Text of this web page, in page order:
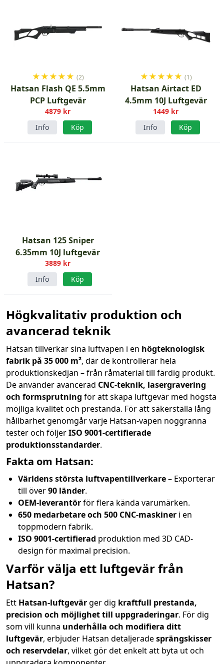
★★★★★ (2)
Hatsan Flash QE 5.5mm
PCP Luftgevär
4879 kr
Info
Köp
★★★★★ (1)
Hatsan Airtact ED
4.5mm 10J Luftgevär
1449 kr
Info
Köp
Hatsan 125 Sniper
6.35mm 10J luftgevär
3889 kr
Info
Köp
Högkvalitativ produktion och
avancerad teknik
Hatsan tillverkar sina luftvapen i en högteknologisk
fabrik på 35 000 m², där de kontrollerar hela
produktionskedjan – från råmaterial till färdig produkt.
De använder avancerad CNC-teknik, lasergravering
och formsprutning för att skapa luftgevär med högsta
möjliga kvalitet och prestanda. För att säkerställa lång
hållbarhet genomgår varje Hatsan-vapen noggranna
tester och följerISO 9001-certifierade
produktionsstandarder.
Fakta om Hatsan:
Världens största luftvapentillverkare– Exporterar
till över90 länder.
OEM-leverantörför flera kända varumärken.
650 medarbetare och 500 CNC-maskiner i en
toppmodern fabrik.
ISO 9001-certifierad produktion med 3D CAD-
design för maximal precision.
Varför välja ett luftgevär från
Hatsan?
Ett Hatsan-luftgevärger dig kraftfull prestanda,
precision och möjlighet till uppgraderingar. För dig
som vill kunna underhålla och modifiera ditt
luftgevär, erbjuder Hatsan detaljeradesprängskisser
och reservdelar, vilket gör det enkelt att byta ut och